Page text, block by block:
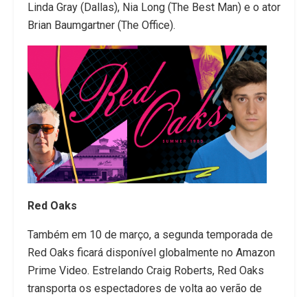
Linda Gray (Dallas), Nia Long (The Best Man) e o ator
Brian Baumgartner (The Office).
Red Oaks
Também em 10 de março, a segunda temporada de
Red Oaks ficará disponível globalmente no Amazon
Prime Video. Estrelando Craig Roberts, Red Oaks
transporta os espectadores de volta ao verão de